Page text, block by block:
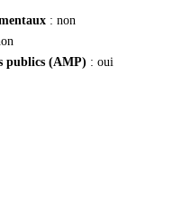
: non
publics (AMP) : oui